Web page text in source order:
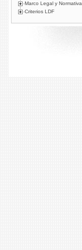
Marco Legal y Normativa
Criterios LDF